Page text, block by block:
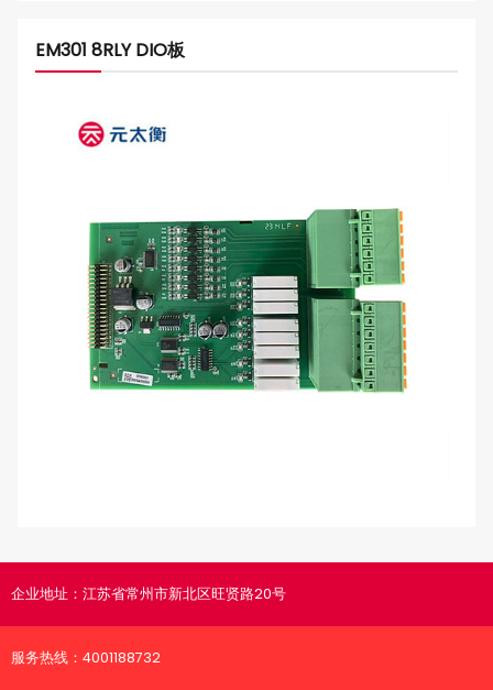
EM301 8RLY DIO板
企业地址： 江苏省常州市新北区旺贤路20号
服务热线： 4001188732